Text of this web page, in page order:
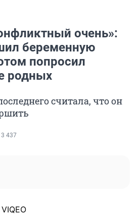
очень»:
беременную
попросил
родных
считала, что он
3 437